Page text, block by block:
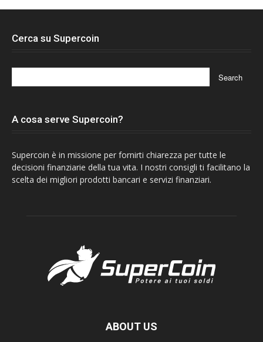
Cerca su Supercoin
A cosa serve Supercoin?
Supercoin è in missione per fornirti chiarezza per tutte le
decisioni finanziarie della tua vita. I nostri consigli ti facilitano la
scelta dei migliori prodotti bancari e servizi finanziari.
ABOUT US